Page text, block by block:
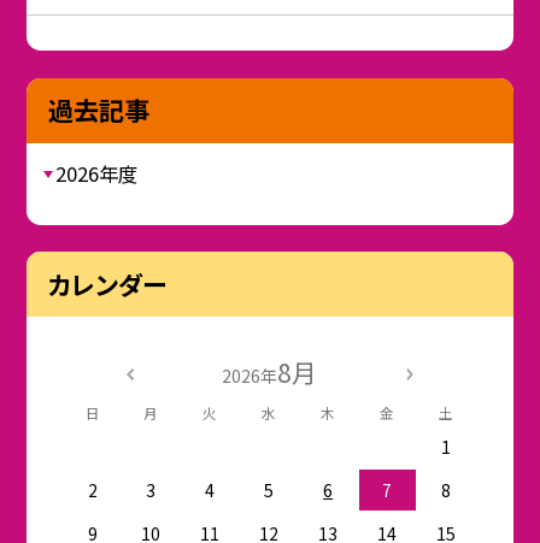
過去記事
2026年度
カレンダー
2026年8月
日 月 火 水 木 金 土
1
2
3 4 5 6 7
8
9
10 11 12 13 14
15